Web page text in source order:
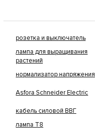
розетка и выключатель
лампа для выращивания
растений
нормализатор напряжения
Asfora Schneider Electric
кабель силовой ВВГ
лампа Т8